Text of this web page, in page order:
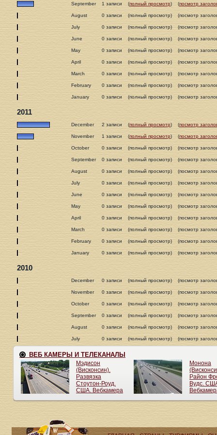
September 1 записи (полный просмотр) (посмотр
August 0 записи (полный просмотр) (посмотр
July 0 записи (полный просмотр) (посмотр
June 0 записи (полный просмотр) (посмотр
May 0 записи (полный просмотр) (посмотр
April 0 записи (полный просмотр) (посмотр
March 0 записи (полный просмотр) (посмотр
February 0 записи (полный просмотр) (посмотр
January 0 записи (полный просмотр) (посмотр
2011
December 2 записи (полный просмотр) (посмотр
November 1 записи (полный просмотр) (посмотр
October 0 записи (полный просмотр) (посмотр
September 0 записи (полный просмотр) (посмотр
August 0 записи (полный просмотр) (посмотр
July 0 записи (полный просмотр) (посмотр
June 0 записи (полный просмотр) (посмотр
May 0 записи (полный просмотр) (посмотр
April 0 записи (полный просмотр) (посмотр
March 0 записи (полный просмотр) (посмотр
February 0 записи (полный просмотр) (посмотр
January 0 записи (полный просмотр) (посмотр
2010
December 0 записи (полный просмотр) (посмотр
November 0 записи (полный просмотр) (посмотр
October 0 записи (полный просмотр) (посмотр
September 0 записи (полный просмотр) (посмотр
August 0 записи (полный просмотр) (посмотр
July 0 записи (полный просмотр) (посмотр